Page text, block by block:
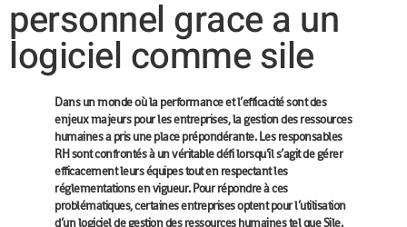
personnel grace a un
logiciel comme sile
Dans un monde où la performance et l’efficacité sont des
enjeux majeurs pour les entreprises, la gestion des ressources
humaines a pris une place prépondérante. Les responsables
RH sont confrontés à un véritable défi lorsqu’il s’agit de gérer
efficacement leurs équipes tout en respectant les
réglementations en vigueur. Pour répondre à ces
problématiques, certaines entreprises optent pour l’utilisation
d’un logiciel de gestion des ressources humaines tel que Sile.